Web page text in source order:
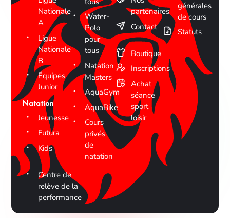
Nationale
A
Ligue
Nationale
B
Équipes
Junior
Natation
Jeunesse
Futura
Kids
Centre de
relève de la
performance
Water-
Polo
pour
tous
Natation
Masters
AquaGym
AquaBike
Cours
privés
de
natation
partenaires
Contact
Boutique
Inscriptions
Achat
séance
sport
loisir
générales
de cours
Statuts